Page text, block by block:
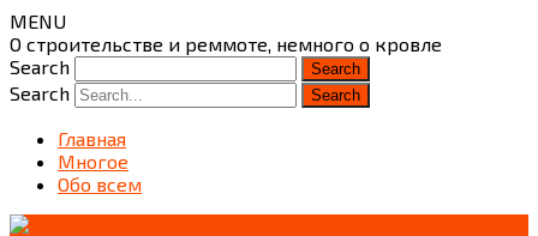
MENU
О строительстве и реммоте, немного о кровле
Search
Search
Главная
Многое
Обо всем